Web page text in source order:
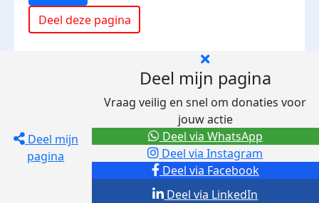
Deel deze pagina
Deel mijn
pagina
Deel mijn pagina
Vraag veilig en snel om donaties voor
jouw actie
Deel via Facebook
Deel via Instagram
Deel via LinkedIn
Deel via WhatsApp